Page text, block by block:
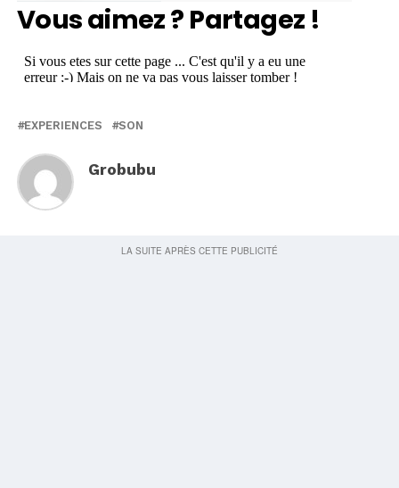
Vous aimez ? Partagez !
EXPERIENCES SON
Grobubu